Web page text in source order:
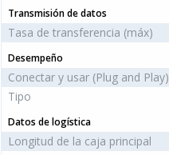
Transmisión de datos
Tasa de transferencia (máx)
Desempeño
Conectar y usar (Plug and Play)
Tipo
Datos de logística
Longitud de la caja principal